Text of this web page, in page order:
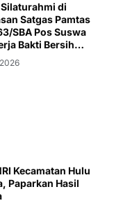
di
Satgas Pamtas
SBA Pos Suswa
Bakti Bersih
Pemuda-
Kecamatan Hulu
Paparkan Hasil